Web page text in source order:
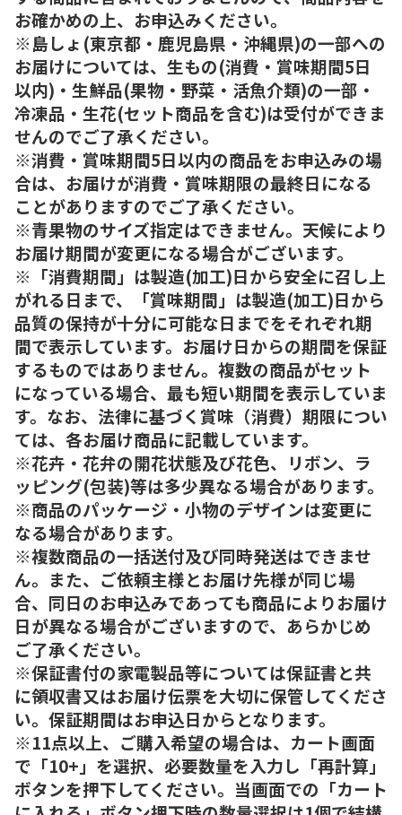
お確かめの上、お申込みください。
※島しょ(東京都・鹿児島県・沖縄県)の一部への
お届けについては、生もの(消費・賞味期間5日
以内)・生鮮品(果物・野菜・活魚介類)の一部・
冷凍品・生花(セット商品を含む)は受付ができま
せんのでご了承ください。
※消費・賞味期間5日以内の商品をお申込みの場
合は、お届けが消費・賞味期限の最終日になる
ことがありますのでご了承ください。
※青果物のサイズ指定はできません。天候により
お届け期間が変更になる場合がございます。
※「消費期間」は製造(加工)日から安全に召し上
がれる日まで、「賞味期間」は製造(加工)日から
品質の保持が十分に可能な日までをそれぞれ期
間で表示しています。お届け日からの期間を保証
するものではありません。複数の商品がセット
になっている場合、最も短い期間を表示していま
す。なお、法律に基づく賞味（消費）期限につい
ては、各お届け商品に記載しています。
※花卉・花弁の開花状態及び花色、リボン、ラ
ッピング(包装)等は多少異なる場合があります。
※商品のパッケージ・小物のデザインは変更に
なる場合があります。
※複数商品の一括送付及び同時発送はできませ
ん。また、ご依頼主様とお届け先様が同じ場
合、同日のお申込みであっても商品によりお届け
日が異なる場合がございますので、あらかじめ
ご了承ください。
※保証書付の家電製品等については保証書と共
に領収書又はお届け伝票を大切に保管してくださ
い。保証期間はお申込日からとなります。
※11点以上、ご購入希望の場合は、カート画面
で「10+」を選択、必要数量を入力し「再計算」
ボタンを押下してください。当画面での「カート